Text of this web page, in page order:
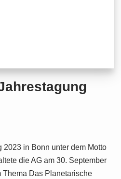
2023 in Bonn unter dem Motto
die AG am 30. September
Thema Das Planetarische